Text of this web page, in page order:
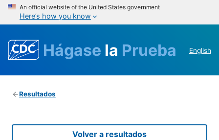
An official website of the United States government
Here’s how you know
Hágase la Prueba English
Resultados
Volver a resultados